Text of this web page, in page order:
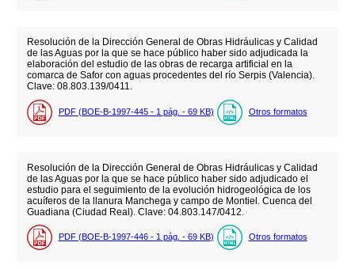
Resolución de la Dirección General de Obras Hidráulicas y Calidad
de las Aguas por la que se hace público haber sido adjudicada la
elaboración del estudio de las obras de recarga artificial en la
comarca de Safor con aguas procedentes del río Serpis (Valencia).
Clave: 08.803.139/0411.
PDF (BOE-B-1997-445 - 1 pág. - 69 KB) Otros formatos
Resolución de la Dirección General de Obras Hidráulicas y Calidad
de las Aguas por la que se hace público haber sido adjudicado el
estudio para el seguimiento de la evolución hidrogeológica de los
acuíferos de la llanura Manchega y campo de Montiel. Cuenca del
Guadiana (Ciudad Real). Clave: 04.803.147/0412.
PDF (BOE-B-1997-446 - 1 pág. - 69 KB) Otros formatos